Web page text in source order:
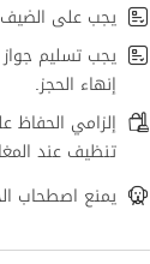
يجب على
يجب تسليم
إنهاء الحجز.
إلزامي
تنظيف عند
يمنع اصطحاب